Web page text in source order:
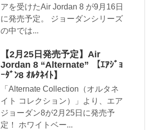
アを受けたAir Jordan 8 が9月16日
に発売予定。 ジョーダンシリーズ
の中では...
【2月25日発売予定】Air
Jordan 8 “Alternate” 【ｴｱｼﾞｮ
ｰﾀﾞﾝ8 ｵﾙﾀﾈｲﾄ】
「Alternate Collection（オルタネ
イト コレクション）」より、エア
ジョーダン8が2月25日に発売予
定！ ホワイトベー...